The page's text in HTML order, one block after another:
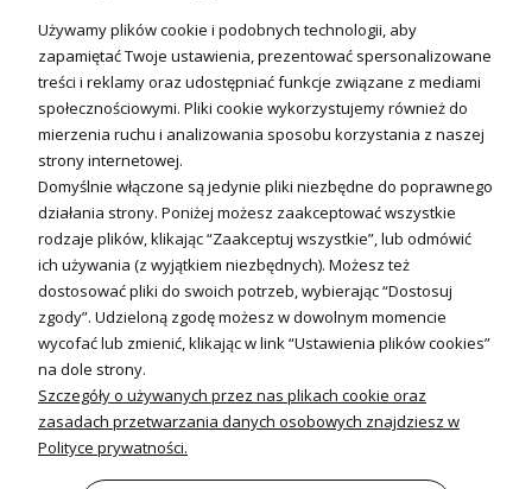
Technika solarna
Fotowoltanika
Sterowniki i regulatory
Nagrzewnice i kurtyny
Kuchnia i Wentylacja
Kuchnia
Zlewozmywaki
Baterie kuchenne
Młynki do odpadów
Wentylacja i Informacje
Używamy plików cookie i podobnych technologii, aby
zapamiętać Twoje ustawienia, prezentować spersonalizowane
treści i reklamy oraz udostępniać funkcje związane z mediami
społecznościowymi. Pliki cookie wykorzystujemy również do
mierzenia ruchu i analizowania sposobu korzystania z naszej
strony internetowej.
Domyślnie włączone są jedynie pliki niezbędne do poprawnego
działania strony. Poniżej możesz zaakceptować wszystkie
rodzaje plików, klikając “Zaakceptuj wszystkie”, lub odmówić
ich używania (z wyjątkiem niezbędnych). Możesz też
dostosować pliki do swoich potrzeb, wybierając “Dostosuj
zgody”. Udzieloną zgodę możesz w dowolnym momencie
wycofać lub zmienić, klikając w link “Ustawienia plików cookies”
na dole strony.
Szczegóły o używanych przez nas plikach cookie oraz
zasadach przetwarzania danych osobowych znajdziesz w
Polityce prywatności.